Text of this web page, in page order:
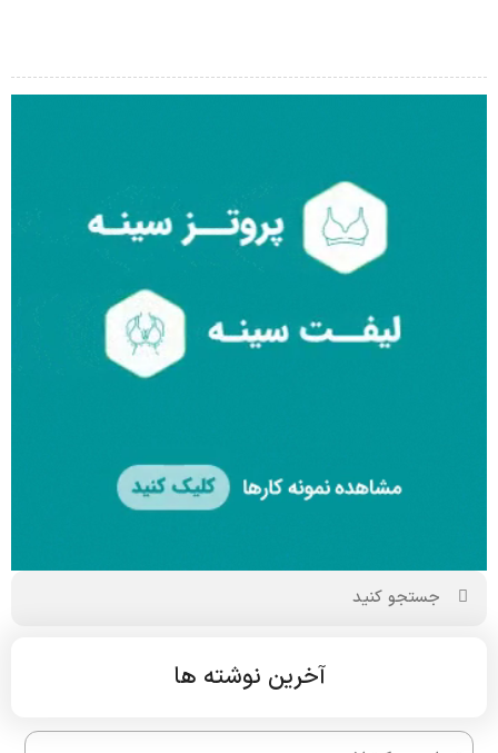
آخرین نوشته ها